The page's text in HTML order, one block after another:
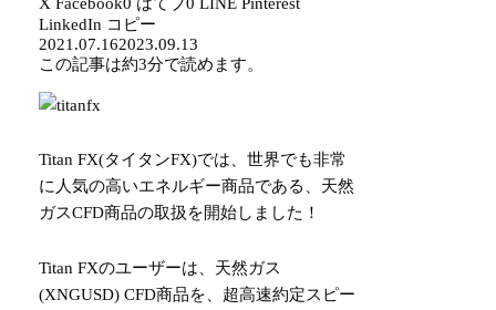
LinkedIn コピー
2021.07.162023.09.13
この記事は約3分で読めます。
Titan FX(タイタンFX)では、世界でも非常
に人気の高いエネルギー商品である、天然
ガスCFD商品の取扱を開始しました！
Titan FXのユーザーは、天然ガス
(XNGUSD) CFD商品を、超高速約定スピー